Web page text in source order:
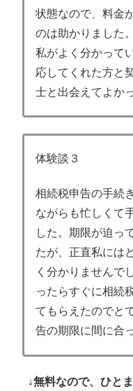
状態なので、料金
のは助かりました
私がよく分かって
応してくれた方と
士と出会えてよか
体験談３
相続税申告の手続
ながらも忙しくて
した。期限が迫っ
たが、正直私には
く分かりませんで
ったらすぐに相続
てもらえたのでと
告の期限に間に合
↓無料なので、ひと